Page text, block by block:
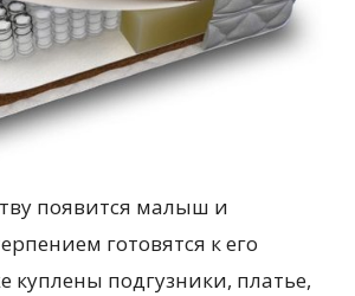
появится малыш и
готовятся к его
куплены подгузники, платье,